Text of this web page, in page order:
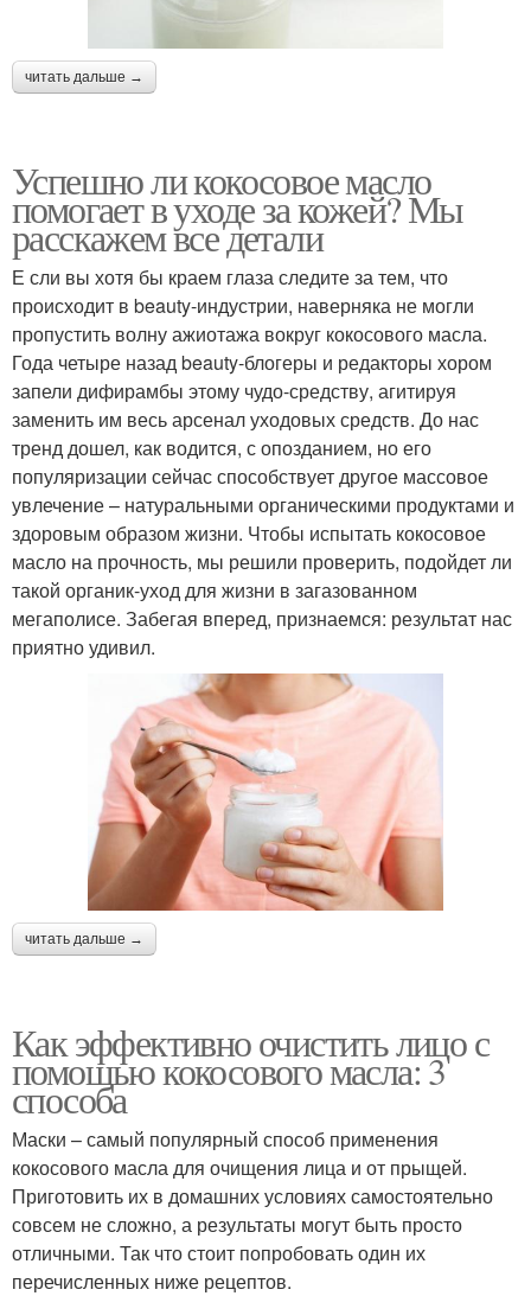
читать дальше →
Успешно ли кокосовое масло
помогает в уходе за кожей? Мы
расскажем все детали
Е сли вы хотя бы краем глаза следите за тем, что
происходит в beauty-индустрии, наверняка не могли
пропустить волну ажиотажа вокруг кокосового масла.
Года четыре назад beauty-блогеры и редакторы хором
запели дифирамбы этому чудо-средству, агитируя
заменить им весь арсенал уходовых средств. До нас
тренд дошел, как водится, с опозданием, но его
популяризации сейчас способствует другое массовое
увлечение – натуральными органическими продуктами и
здоровым образом жизни. Чтобы испытать кокосовое
масло на прочность, мы решили проверить, подойдет ли
такой органик-уход для жизни в загазованном
мегаполисе. Забегая вперед, признаемся: результат нас
приятно удивил.
читать дальше →
Как эффективно очистить лицо с
помощью кокосового масла: 3
способа
Маски – самый популярный способ применения
кокосового масла для очищения лица и от прыщей.
Приготовить их в домашних условиях самостоятельно
совсем не сложно, а результаты могут быть просто
отличными. Так что стоит попробовать один их
перечисленных ниже рецептов.